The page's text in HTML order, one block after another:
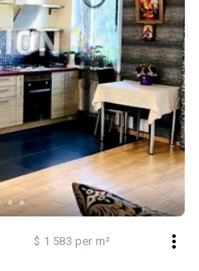
перегляду. Перегляд
за вказаним номером.
в офісі агенції, за адресою
продається без комісії
$ 1 583 per m²